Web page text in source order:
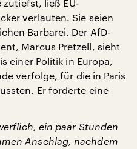
zutiefst, ließ EU-
verlauten. Sie seien
Barbarei. Der AfD-
Marcus Pretzell, sieht
einer Politik in Europa,
verfolge, für die in Paris
Er forderte eine
ein paar Stunden
Anschlag, nachdem